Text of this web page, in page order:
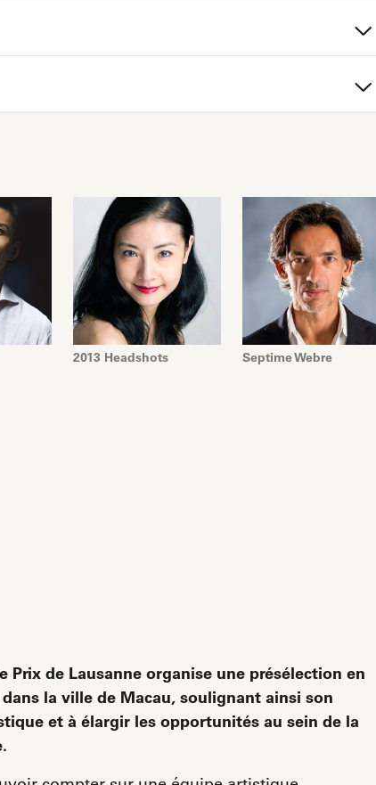
2013 Headshots Septime Webre
Prix de Lausanne organise une présélection en
la ville de Macau, soulignant ainsi son
et à élargir les opportunités au sein de la